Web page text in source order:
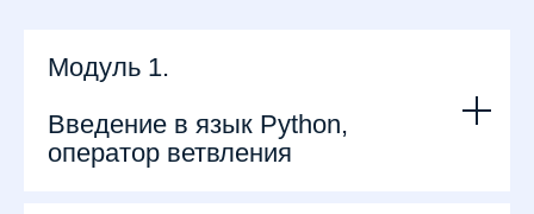
Модуль 1.
Введение в язык Python,
оператор ветвления